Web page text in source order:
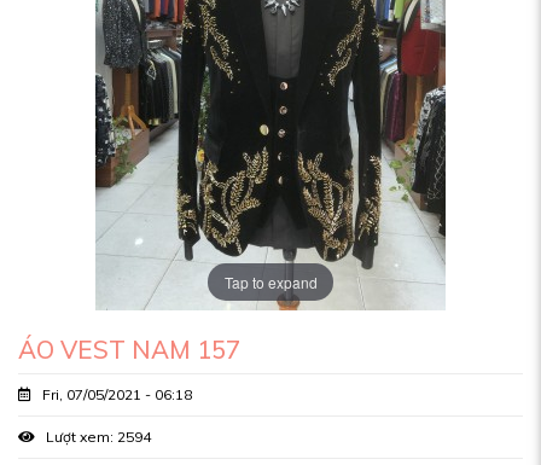
Tap to expand
ÁO VEST NAM 157
Fri, 07/05/2021 - 06:18
Lượt xem: 2594